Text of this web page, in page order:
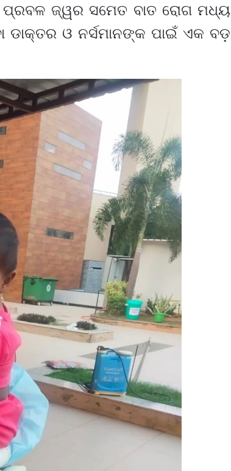
ପ୍ରବଳ ଜ୍ୱର ସମେତ ବାତ ରୋଗ ମଧ୍ୟ
ଡାକ୍ତର ଓ ନର୍ସମାନଙ୍କ ପାଇଁ ଏକ ବଡ଼